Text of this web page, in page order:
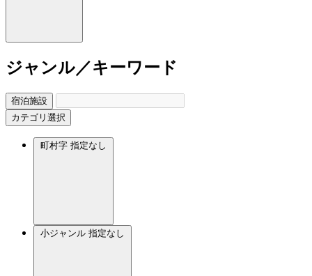
ジャンル／キーワード
宿泊施設
カテゴリ選択
町村字 指定なし
小ジャンル 指定なし